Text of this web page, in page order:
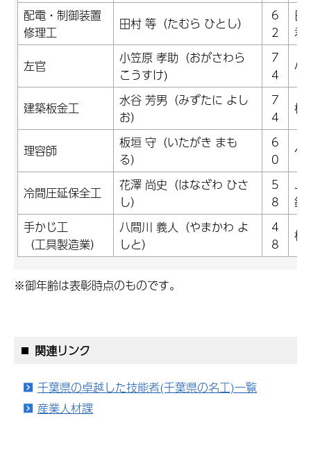
配電・制御装置
修理工
田村 等（たむら ひとし）
6
2
日
君
左官
小笠原 孝助（おがさわら
こうすけ)
7
4
小
建築板金工
水谷 芳男（みずたに よし
お）
7
4
株
理容師
板垣 守（いたがき まも
る）
6
0
ヘ
冷間圧延保全工
花澤 尚史（はなざわ ひさ
し）
5
8
鉄
手かじ工
（工具製造業）
八間川 義人（やまかわ よ
しと）
4
8
株
※御年齢は表彰時点のものです。
関連リンク
千葉県の卓越した技能者(千葉県の名工)一覧
産業人材課